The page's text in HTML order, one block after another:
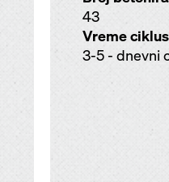
43
Vreme
3-5 - dnevni